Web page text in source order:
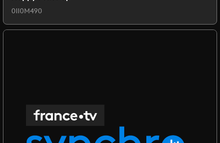
0II0M490